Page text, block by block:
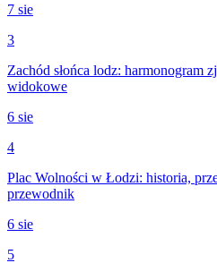
7 sie
3
Zachód słońca lodz: harmonogram
widokowe
6 sie
4
Plac Wolności w Łodzi: historia,
przewodnik
6 sie
5